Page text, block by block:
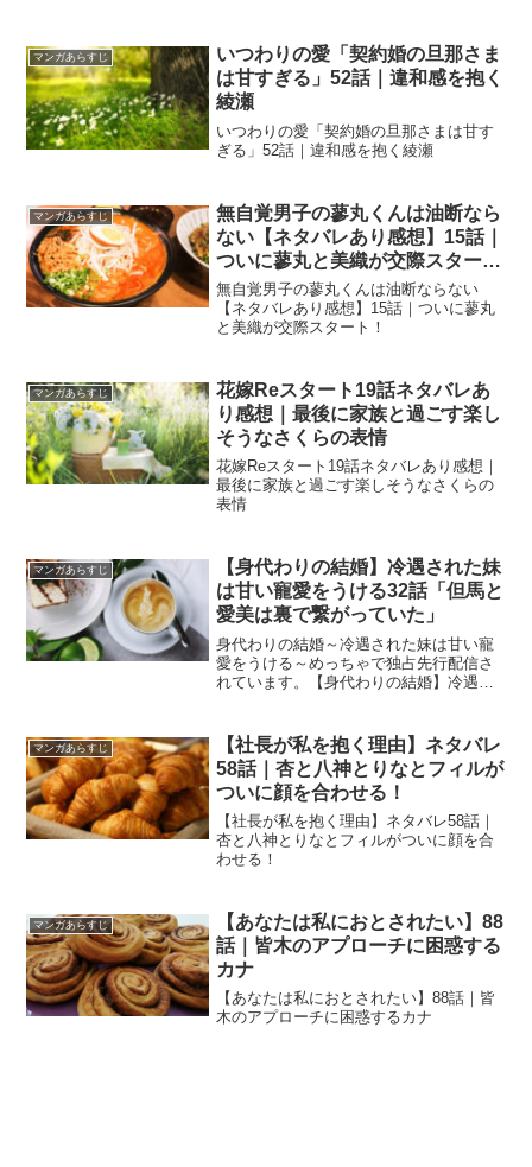
マンガあらすじ
いつわりの愛「契約婚の旦那さま
は甘すぎる」52話｜違和感を抱く
綾瀬
いつわりの愛「契約婚の旦那さまは甘す
ぎる」52話｜違和感を抱く綾瀬
マンガあらすじ
無自覚男子の蓼丸くんは油断なら
ない【ネタバレあり感想】15話｜
ついに蓼丸と美織が交際スター
ト！
無自覚男子の蓼丸くんは油断ならない
【ネタバレあり感想】15話｜ついに蓼丸
と美織が交際スタート！
マンガあらすじ
花嫁Reスタート19話ネタバレあ
り感想｜最後に家族と過ごす楽し
そうなさくらの表情
花嫁Reスタート19話ネタバレあり感想｜
最後に家族と過ごす楽しそうなさくらの
表情
マンガあらすじ
【身代わりの結婚】冷遇された妹
は甘い寵愛をうける32話「但馬と
愛美は裏で繋がっていた」
身代わりの結婚～冷遇された妹は甘い寵
愛をうける～めっちゃで独占先行配信さ
れています。【身代わりの結婚】冷遇さ
マンガあらすじ
【社長が私を抱く理由】ネタバレ
58話｜杏と八神とりなとフィルが
ついに顔を合わせる！
【社長が私を抱く理由】ネタバレ58話｜
杏と八神とりなとフィルがついに顔を合
わせる！
マンガあらすじ
【あなたは私におとされたい】88
話｜皆木のアプローチに困惑する
カナ
【あなたは私におとされたい】88話｜皆
木のアプローチに困惑するカナ